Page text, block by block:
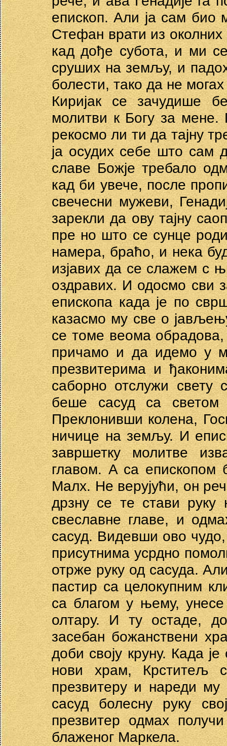
епископ. Али ја сам
Стефан врати из
кад дође субота, и ми
сруших на земљу, и
болести, тако да не
Киријак се зачудише
молитви к Богу за
рекосмо ли ти да тајну
ја осудих себе што сам
славе Божје требало
кад би увече, после
свечесни мужеви,
зарекли да ову тајну
пре но што се сунце
намера, браћо, и нека
изјавих да се слажем с
оздравих. И одосмо сви
епископа када је по
казасмо му све о
се томе веома
причамо и да идемо у
презвитерима и
саборно отслужи свету
беше сасуд са светом
Преклонивши колена,
ничице на земљу. И
завршетку молитве
главом. A ca
Малх. Нe верујући, он
дрзну се те стави
свеславне главе, и
сасуд. Видевши ово
присутнима усрдно
отрже руку од сасуда.
пастир са целокупним
са благом у њему,
олтару. И ту остаде,
засебан божанствени
доби своју круну. Када
нови храм, Крститељ
презвитеру и нареди
сасуд болесну руку
презвитер одмах
блаженог Маркела.